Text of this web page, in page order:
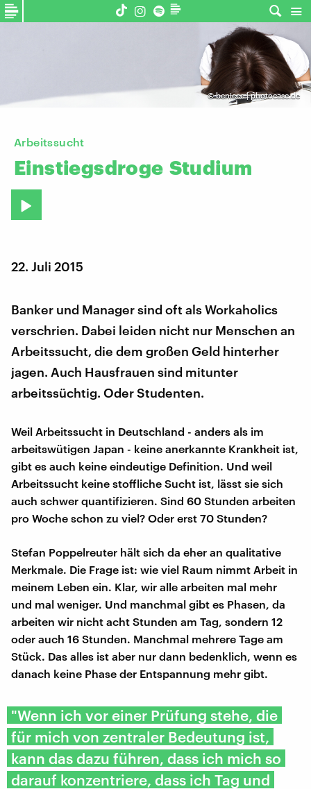
©benicce | photocase.de
Arbeitssucht
Einstiegsdroge Studium
22. Juli 2015
Banker und Manager sind oft als Workaholics
verschrien. Dabei leiden nicht nur Menschen an
Arbeitssucht, die dem großen Geld hinterher
jagen. Auch Hausfrauen sind mitunter
arbeitssüchtig. Oder Studenten.
Weil Arbeitssucht in Deutschland - anders als im
arbeitswütigen Japan - keine anerkannte Krankheit ist,
gibt es auch keine eindeutige Definition. Und weil
Arbeitssucht keine stoffliche Sucht ist, lässt sie sich
auch schwer quantifizieren. Sind 60 Stunden arbeiten
pro Woche schon zu viel? Oder erst 70 Stunden?
Stefan Poppelreuter hält sich da eher an qualitative
Merkmale. Die Frage ist: wie viel Raum nimmt Arbeit in
meinem Leben ein. Klar, wir alle arbeiten mal mehr
und mal weniger. Und manchmal gibt es Phasen, da
arbeiten wir nicht acht Stunden am Tag, sondern 12
oder auch 16 Stunden. Manchmal mehrere Tage am
Stück. Das alles ist aber nur dann bedenklich, wenn es
danach keine Phase der Entspannung mehr gibt.
"Wenn ich vor einer Prüfung stehe, die
für mich von zentraler Bedeutung ist,
kann das dazu führen, dass ich mich so
darauf konzentriere, dass ich Tag und